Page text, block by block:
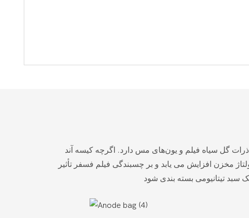
گل سیاه فیلم و یون‌های مس دارد. اگرچه کیسه آند
مخزن افزایش می یابد و بر چسبندگی فیلم فسفر تأثیر